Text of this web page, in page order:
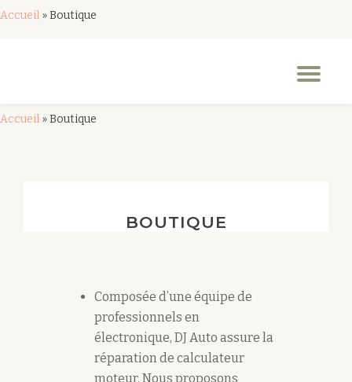
Accueil »Boutique
Accueil »Boutique
BOUTIQUE
Composée d’une équipe de
professionnels en
électronique, DJ Auto assure la
réparation de calculateur
moteur. Nous proposons